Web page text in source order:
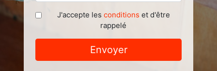
J'accepte les conditions et d'être
rappelé
Envoyer